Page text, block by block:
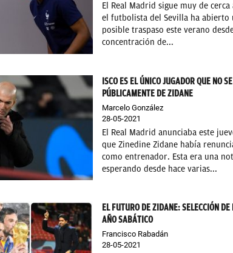
El Real Madrid sigue muy de cerca
el futbolista del Sevilla ha abierto
posible traspaso este verano
concentración de...
ISCO ES EL ÚNICO JUGADOR QUE NO
PÚBLICAMENTE DE ZIDANE
Marcelo González
28-05-2021
El Real Madrid anunciaba este
que Zinedine Zidane había
como entrenador. Esta era una
esperando desde hace varias...
EL FUTURO DE ZIDANE: SELECCIÓN
AÑO SABÁTICO
Francisco Rabadán
28-05-2021